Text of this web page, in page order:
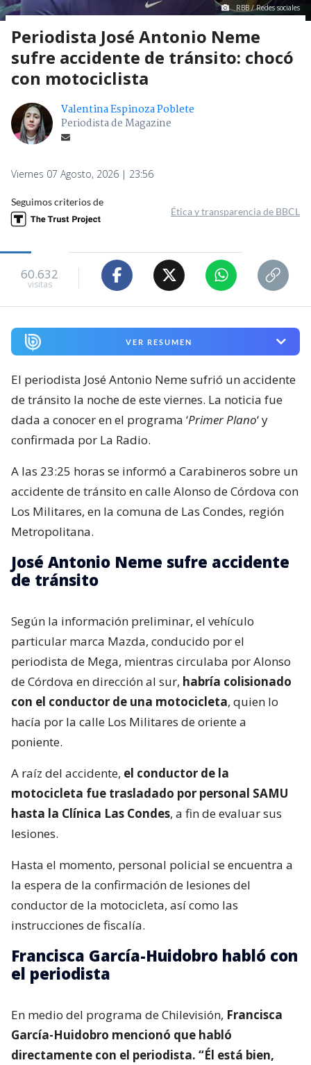
RBB / Redes sociales
Periodista José Antonio Neme
sufre accidente de tránsito: chocó
con motociclista
Valentina Espinoza Poblete
Periodista de Magazine
Viernes 07 Agosto, 2026 | 23:56
Seguimos criterios de
Ética y transparencia de BBCL
60.632
visitas
VER RESUMEN
El periodista José Antonio Neme sufrió un accidente
de tránsito la noche de este viernes. La noticia fue
dada a conocer en el programa ‘Primer Plano‘ y
confirmada por La Radio.
A las 23:25 horas se informó a Carabineros sobre un
accidente de tránsito en calle Alonso de Córdova con
Los Militares, en la comuna de Las Condes, región
Metropolitana.
José Antonio Neme sufre accidente
de tránsito
Según la información preliminar, el vehículo
particular marca Mazda, conducido por el
periodista de Mega, mientras circulaba por Alonso
de Córdova en dirección al sur, habría colisionado
con el conductor de una motocicleta, quien lo
hacía por la calle Los Militares de oriente a
poniente.
A raíz del accidente, el conductor de la
motocicleta fue trasladado por personal SAMU
hasta la Clínica Las Condes, a fin de evaluar sus
lesiones.
Hasta el momento, personal policial se encuentra a
la espera de la confirmación de lesiones del
conductor de la motocicleta, así como las
instrucciones de fiscalía.
Francisca García-Huidobro habló con
el periodista
En medio del programa de Chilevisión, Francisca
García-Huidobro mencionó que habló
directamente con el periodista. “Él está bien,